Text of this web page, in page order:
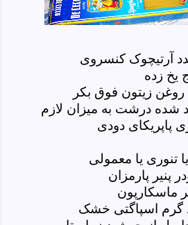
آرتیچوک کنسروی
یخ زده
زیتون فوق بکر
شده درشت به میزان لازم
دودی
تنوری یا معمولی
پنیر پارمزان
ماسکارپون
گرم اسپاگتی خشک